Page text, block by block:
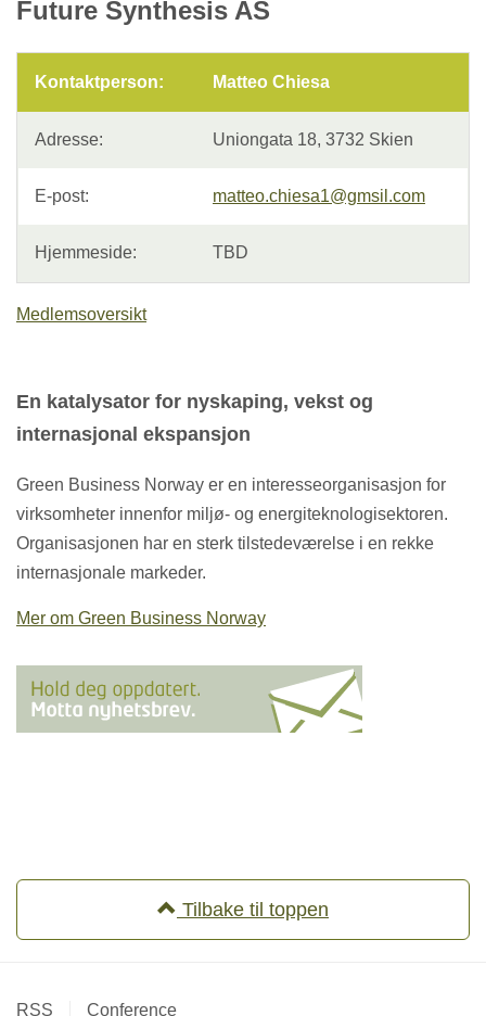
Future Synthesis AS
Kontaktperson: Matteo Chiesa
Adresse: Uniongata 18, 3732 Skien
E-post: matteo.chiesa1@gmsil.com
Hjemmeside: TBD
Medlemsoversikt
En katalysator for nyskaping, vekst og
internasjonal ekspansjon
Green Business Norway er en interesseorganisasjon for
virksomheter innenfor miljø- og energiteknologisektoren.
Organisasjonen har en sterk tilstedeværelse i en rekke
internasjonale markeder.
Mer om Green Business Norway
Tilbake til toppen
RSS Conference